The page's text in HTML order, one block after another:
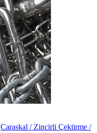
Caraskal / Zincirli Çektirme /